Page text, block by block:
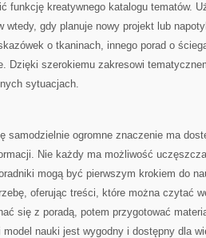
funkcję kreatywnego katalogu tematów.
wtedy, gdy planuje nowy projekt lub
o tkaninach, innego porad o
Dzięki szerokiemu zakresowi
sytuacjach.
samodzielnie ogromne znaczenie ma
Nie każdy ma możliwość
mogą być pierwszym krokiem do
oferując treści, które można czytać
się z poradą, potem przygotować
nauki jest wygodny i dostępny dla